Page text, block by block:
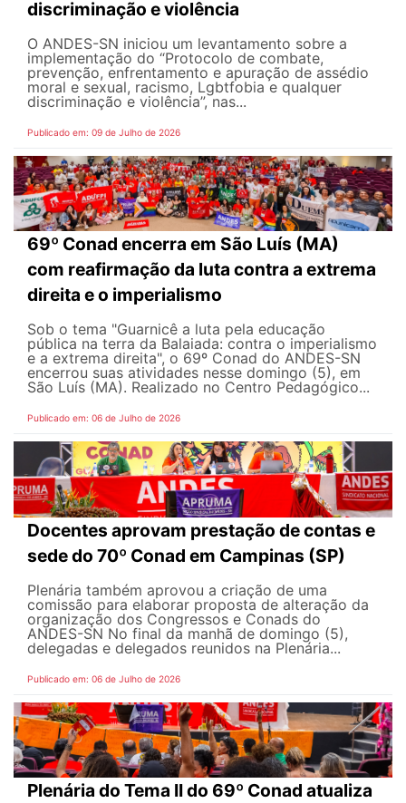
discriminação e violência
O ANDES-SN iniciou um levantamento sobre a
implementação do “Protocolo de combate,
prevenção, enfrentamento e apuração de assédio
moral e sexual, racismo, Lgbtfobia e qualquer
discriminação e violência”, nas...
Publicado em: 09 de Julho de 2026
69º Conad encerra em São Luís (MA)
com reafirmação da luta contra a extrema
direita e o imperialismo
Sob o tema "Guarnicê a luta pela educação
pública na terra da Balaiada: contra o imperialismo
e a extrema direita", o 69º Conad do ANDES-SN
encerrou suas atividades nesse domingo (5), em
São Luís (MA). Realizado no Centro Pedagógico...
Publicado em: 06 de Julho de 2026
Docentes aprovam prestação de contas e
sede do 70º Conad em Campinas (SP)
Plenária também aprovou a criação de uma
comissão para elaborar proposta de alteração da
organização dos Congressos e Conads do
ANDES-SN No final da manhã de domingo (5),
delegadas e delegados reunidos na Plenária...
Publicado em: 06 de Julho de 2026
Plenária do Tema II do 69º Conad atualiza